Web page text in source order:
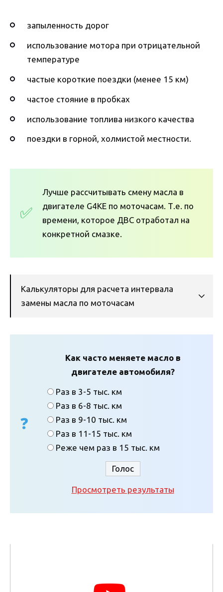
запыленность дорог
использование мотора при отрицательной
температуре
частые короткие поездки (менее 15 км)
частое стояние в пробках
использование топлива низкого качества
поездки в горной, холмистой местности.
Лучше рассчитывать смену масла в
двигателе G4KE по моточасам. Т.е. по
времени, которое ДВС отработал на
конкретной смазке.
Калькуляторы для расчета интервала
замены масла по моточасам
Как часто меняете масло в
двигателе автомобиля?
Раз в 3-5 тыс. км
Раз в 6-8 тыс. км
Раз в 9-10 тыс. км
Раз в 11-15 тыс. км
Реже чем раз в 15 тыс. км
Просмотреть результаты